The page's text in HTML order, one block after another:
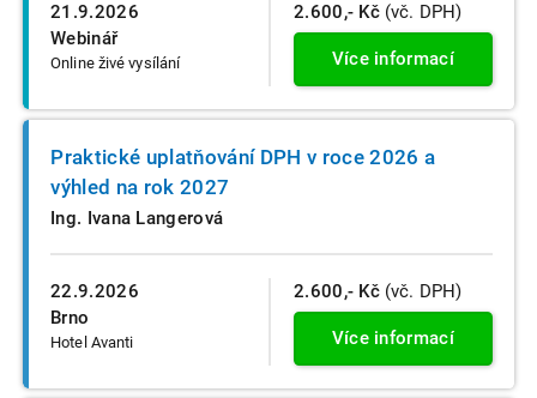
21.9.2026
Webinář
Online živé vysílání
2.600,- Kč (vč. DPH)
Více informací
22.9.2026
Brno
Hotel Avanti
Praktické uplatňování DPH v roce 2026 a
výhled na rok 2027
Ing. Ivana Langerová
2.600,- Kč (vč. DPH)
Více informací